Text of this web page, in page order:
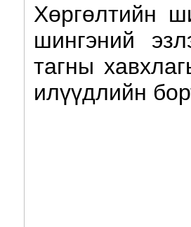
Хөргөлтийн
шингэний
тагны
илүүдлийн